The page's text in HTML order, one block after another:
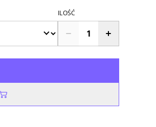
ILOŚĆ